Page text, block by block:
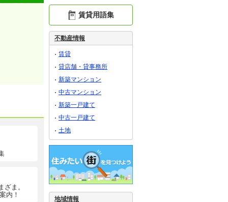
ま。
内！
賃貸用語集
不動産情報
賃貸
貸店舗・貸事務所
新築マンション
中古マンション
新築一戸建て
中古一戸建て
土地
地域情報